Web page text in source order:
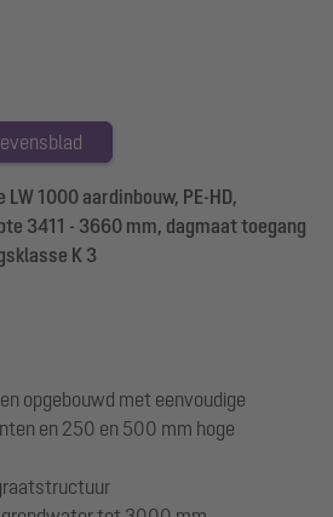
LW 1000 aardinbouw, PE-HD,
3411 - 3660 mm, dagmaat toegang
K 3
opgebouwd met eenvoudige
en 250 en 500 mm hoge